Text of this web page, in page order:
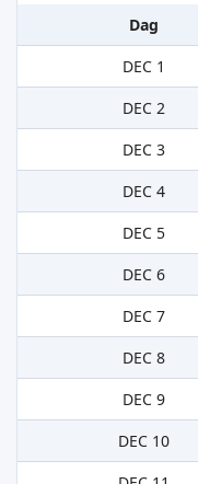
Dag
DEC 1
DEC 2
DEC 3
DEC 4
DEC 5
DEC 6
DEC 7
DEC 8
DEC 9
DEC 10